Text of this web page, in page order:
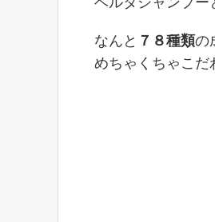
なんと ７８種類の
めちゃくちゃこだ